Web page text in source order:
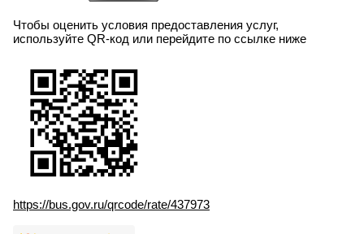
Чтобы оценить условия предоставления услуг,
используйте QR-код или перейдите по ссылке ниже
https://bus.gov.ru/qrcode/rate/437973